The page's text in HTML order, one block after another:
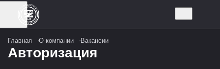
Главная О компании Вакансии
Авторизация